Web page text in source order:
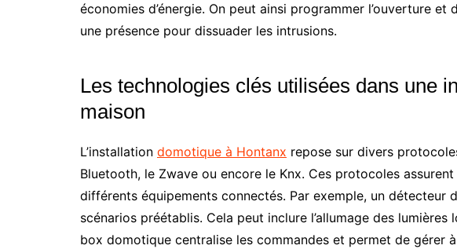
économies d’énergie. On peut ainsi programmer l’ouverture
une présence pour dissuader les intrusions.
Les technologies clés utilisées dans une
maison
L’installation domotique à Hontanx repose sur divers
Bluetooth, le Zwave ou encore le Knx. Ces protocoles
différents équipements connectés. Par exemple, un détecteur
scénarios préétablis. Cela peut inclure l’allumage des lumières
box domotique centralise les commandes et permet de gérer